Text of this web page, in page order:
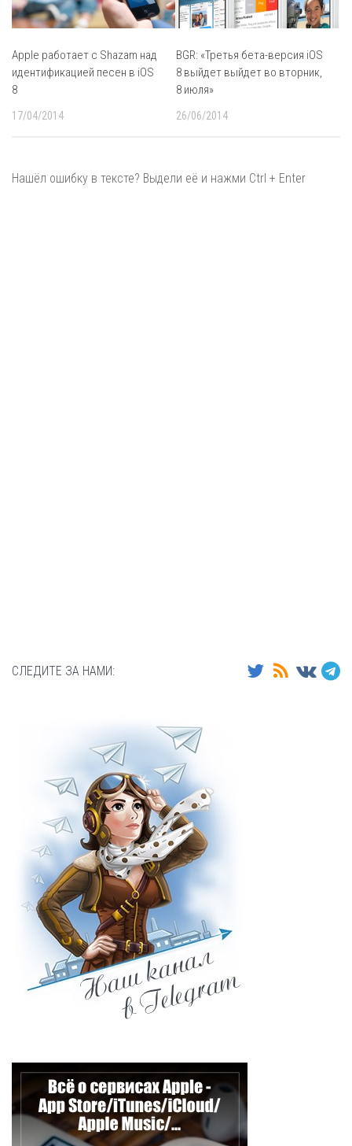
Apple работает с Shazam над
идентификацией песен в iOS
8
17/04/2014
BGR: «Третья бета-версия iOS
8 выйдет выйдет во вторник,
8 июля»
26/06/2014
Нашёл ошибку в тексте? Выдели её и нажми Ctrl + Enter
СЛЕДИТЕ ЗА НАМИ: